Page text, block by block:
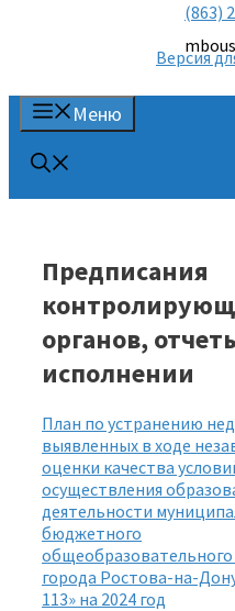
(863)
Версия
Меню
Предписания
органов,
исполнении
План по устранению
выявленных в ходе
оценки качества
осуществления
деятельности м
бюджетного
города Ростова-на-
113» на 2024 год